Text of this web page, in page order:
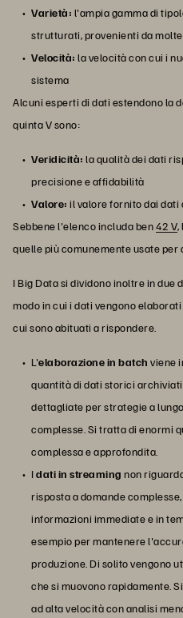
Varietà: l'ampia gamma di
strutturati, provenienti da
Velocità: la velocità con cui i
sistema
Alcuni esperti di dati estendono la
quinta V sono:
Veridicità: la qualità dei dati
precisione e affidabilità
Valore: il valore fornito dai dati
Sebbene l'elenco includa ben42 V,
quelle più comunemente usate per
I Big Data si dividono inoltre in
modo in cui i dati vengono
cui sono abituati a rispondere.
L'elaborazione in batch viene
quantità di dati storici
dettagliate per strategie a
complesse. Si tratta di enormi
complessa e approfondita.
Idati in streaming non
risposta a domande
informazioni immediate e in
esempio per mantenere
produzione. Di solito vengono
che si muovono rapidamente.
ad alta velocità con analisi